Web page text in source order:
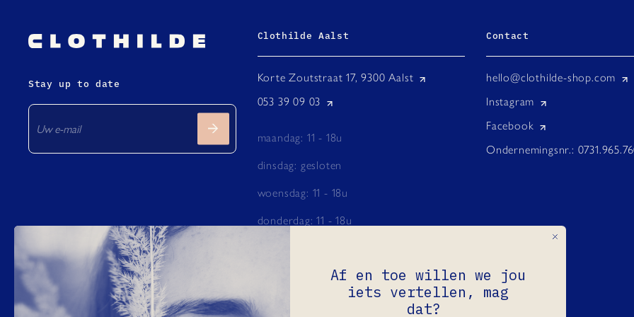
Stay up to date
Clothilde Aalst
Korte Zoutstraat 17, 9300 Aalst
053 39 09 03
maandag: 11 - 18u
dinsdag: gesloten
woensdag: 11 - 18u
donderdag: 11 - 18u
zaterdag: 10 - 18u
Contact
hello@clothilde-shop.com
Instagram
Facebook
Ondernemingsnr.:
Af en toe willen we jou
iets vertellen, mag
dat?